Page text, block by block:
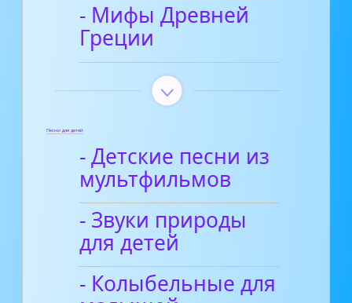
- Мифы Древней
Греции
Песни для детей
- Детские песни из
мультфильмов
- Звуки природы
для детей
- Колыбельные для